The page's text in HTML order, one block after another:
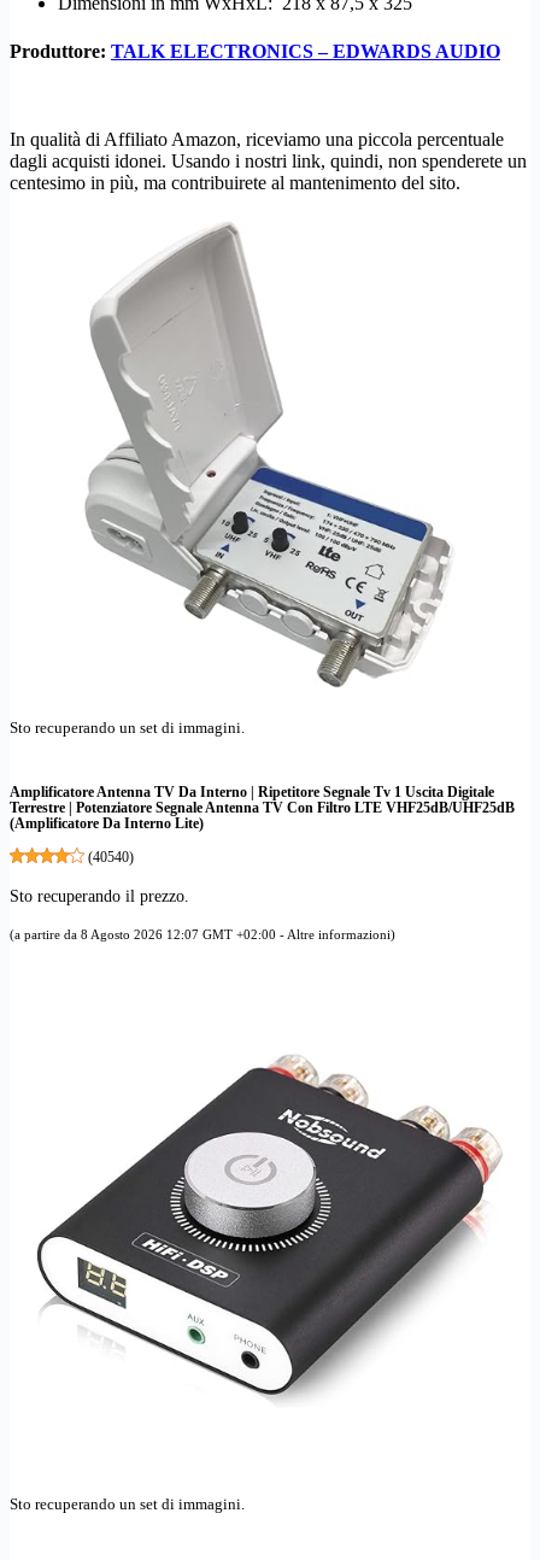
Produttore: TALK ELECTRONICS – EDWARDS AUDIO
In qualità di Affiliato Amazon, riceviamo una piccola percentuale
dagli acquisti idonei. Usando i nostri link, quindi, non spenderete un
centesimo in più, ma contribuirete al mantenimento del sito.
Sto recuperando un set di immagini.
Amplificatore Antenna TV Da Interno | Ripetitore Segnale Tv 1 Uscita Digitale
Terrestre | Potenziatore Segnale Antenna TV Con Filtro LTE VHF25dB/UHF25dB
(Amplificatore Da Interno Lite)
(40540)
Sto recuperando il prezzo.
(a partire da 8 Agosto 2026 12:07 GMT +02:00 - Altre informazioni)
Sto recuperando un set di immagini.